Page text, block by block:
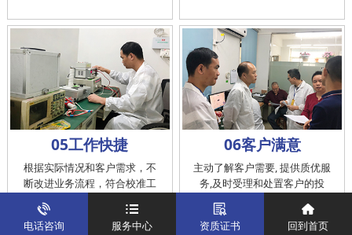
05工作快捷
根据实际情况和客户需求，不
断改进业务流程，符合校准工
作在服务的时间标准内完成
06客户满意
主动了解客户需要, 提供质优服
务,及时受理和处置客户的投
诉，提供快捷、方便的后续服
电话咨询 服务中心 资质证书 回到首页